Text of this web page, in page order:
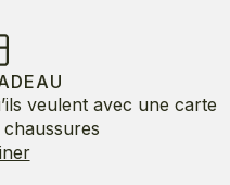
veulent avec une carte